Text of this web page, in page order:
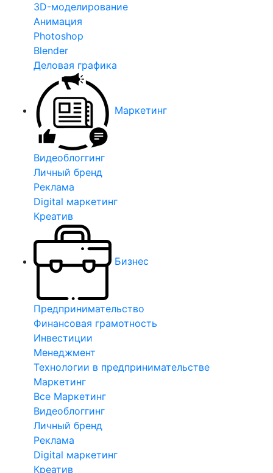
3D-моделирование
Анимация
Photoshop
Blender
Деловая графика
Маркетинг
Видеоблоггинг
Личный бренд
Реклама
Digital маркетинг
Креатив
Бизнес
Предпринимательство
Финансовая грамотность
Инвестиции
Менеджмент
Технологии в предпринимательстве
Маркетинг
Все Маркетинг
Видеоблоггинг
Личный бренд
Реклама
Digital маркетинг
Креатив